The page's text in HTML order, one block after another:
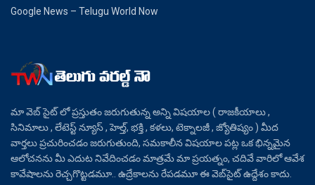
Google News – Telugu World Now
మా వెబ్ సైట్ లో ప్రస్తుతం జరుగుతున్న అన్ని విషయాల ( రాజకీయాలు ,
సినిమాలు , లేటెస్ట్ న్యూస్ , హెల్త్, భక్తి , కళలు, టెక్నాలజీ , జ్యోతిష్యం ) మీద
వార్తలు ప్రచురించడం జరుగుతుంది, సమకాలీన విషయాల పట్ల ఒక భిన్నమైన
ఆలోచనను మీ ఎదుట నివేదించడం మాత్రమే మా ప్రయత్నం, చదివే వారిలో ఆవేశ
కావేషాలను రెచ్చగొట్టడమూ.. ఉద్రేకాలను రేపడమూ ఈ వెబ్‌సైట్ ఉద్దేశం కాదు.